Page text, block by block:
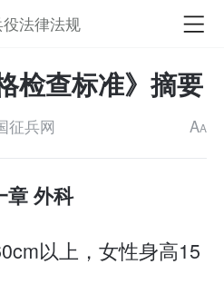
法律法规
检查标准》摘要
征兵网 AA
章 外科
以上，女性身高15